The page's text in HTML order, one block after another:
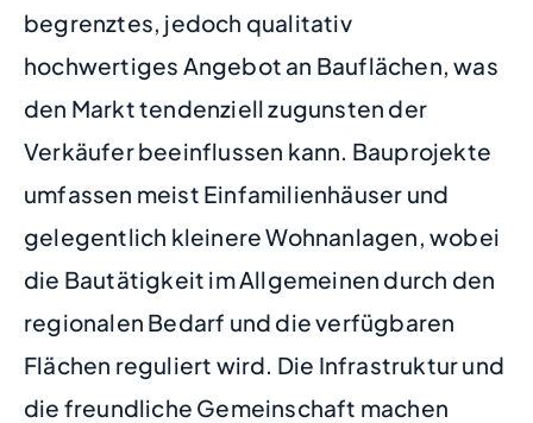
begrenztes, jedoch qualitativ
hochwertiges Angebot an Bauflächen, was
den Markt tendenziell zugunsten der
Verkäufer beeinflussen kann. Bauprojekte
umfassen meist Einfamilienhäuser und
gelegentlich kleinere Wohnanlagen, wobei
die Bautätigkeit im Allgemeinen durch den
regionalen Bedarf und die verfügbaren
Flächen reguliert wird. Die Infrastruktur und
die freundliche Gemeinschaft machen